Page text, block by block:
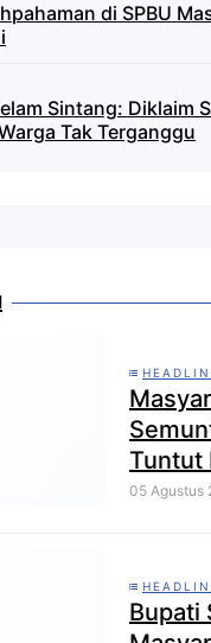
di SPBU
Sintang: Diklaim
Tak Terganggu
Tuntut
Satya
05 Agustus
Bupati